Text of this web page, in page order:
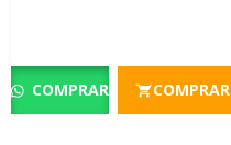
COMPRAR COMPRAR